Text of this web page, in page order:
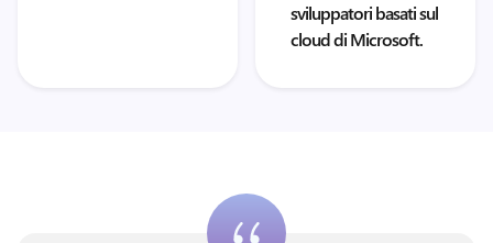
sviluppatori basati sul
cloud di Microsoft.